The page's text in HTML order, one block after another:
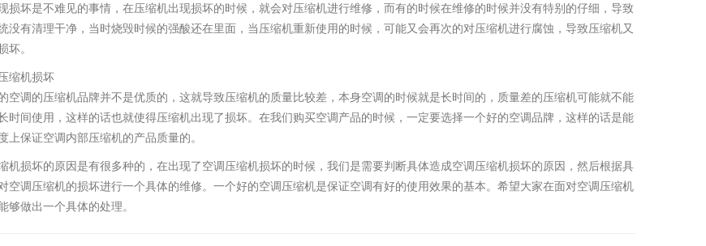
损坏是不难见的事情，在压缩机出现损坏的时候，就会对压缩机进行维修，而有的时候在维修的时候并没有特别的仔细，导致
没有清理干净，当时烧毁时候的强酸还在里面，当压缩机重新使用的时候，可能又会再次的对压缩机进行腐蚀，导致压缩机又
坏。
缩机损坏
空调的压缩机品牌并不是优质的，这就导致压缩机的质量比较差，本身空调的时候就是长时间的，质量差的压缩机可能就不能
时间使用，这样的话也就使得压缩机出现了损坏。在我们购买空调产品的时候，一定要选择一个好的空调品牌，这样的话是能
上保证空调内部压缩机的产品质量的。
机损坏的原因是有很多种的，在出现了空调压缩机损坏的时候，我们是需要判断具体造成空调压缩机损坏的原因，然后根据具
空调压缩机的损坏进行一个具体的维修。一个好的空调压缩机是保证空调有好的使用效果的基本。希望大家在面对空调压缩机
够做出一个具体的处理。